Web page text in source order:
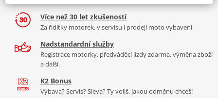
Co když mi to nebude
PDF Aerodynamic test
Mounting tips
let se účastní nejslavnějších závodů motocyklů po celém světě. V
naší nabídce naleznete doplňky a příslušenství například: plexi,
padací protektory a mnoho dalšího.
Zobrazit všechny produktyznačky PUIG
Více než 30 let zkušeností
Za řídítky motorek, v servisu i prodeji moto vybavení
Nadstandardní služby
Registrace motorky, předváděcí jízdy zdarma, výměna zboží
a další.
K2 Bonus
Výbava? Servis? Sleva? Ty volíš, jakou odměnu chceš!